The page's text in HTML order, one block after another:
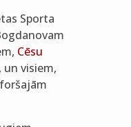
Sporta
Cēsu
un visiem,